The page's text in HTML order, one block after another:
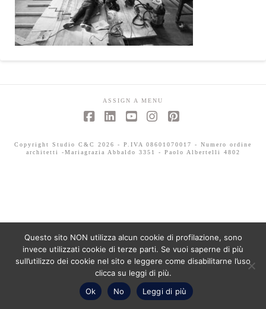
ASSIGN A MENU
Copyright Studio C&C 2026 - P.IVA 08601070017 - Numero ordine
architetti -Mariagrazia Abbaldo 3351 - Paolo Albertelli 4802
Questo sito NON utilizza alcun cookie di profilazione, sono
invece utilizzati cookie di terze parti. Se vuoi saperne di più
sull’utilizzo dei cookie nel sito e leggere come disabilitarne l’uso
clicca su leggi di più.
Ok
No Leggi di più